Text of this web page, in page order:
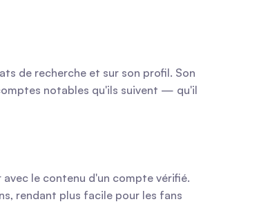
de recherche et sur son profil. Son
notables qu'ils suivent — qu'il
le contenu d'un compte vérifié.
rendant plus facile pour les fans